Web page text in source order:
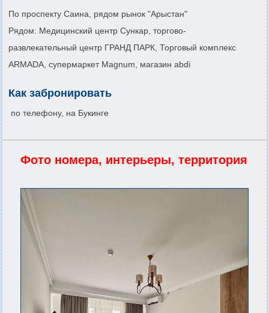
По проспекту Саина, рядом рынок "Арыстан"
Рядом: Медицинский центр Сункар, торгово-
развлекательный центр ГРАНД ПАРК, Торговый комплекс
ARMADA, супермаркет Magnum, магазин abdi
Как забронировать
по телефону, на Букинге
Фото номера, интерьеры, территория